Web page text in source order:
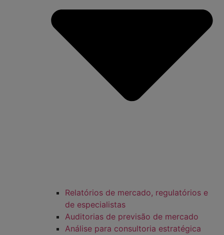
Relatórios de mercado, regulatórios e
de especialistas
Auditorias de previsão de mercado
Análise para consultoria estratégica